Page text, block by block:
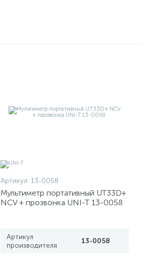
Артикул: 13-0058
Мультиметр портативный UT33D+
NCV + прозвонка UNI-T 13-0058
Артикул
производителя
13-0058